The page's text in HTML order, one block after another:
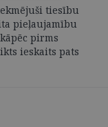
tiesību
pieļaujamību
pirms
ieskaits pats